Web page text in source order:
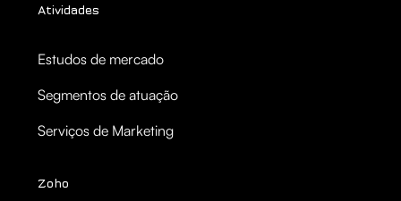
Atividades
Estudos de mercado
Segmentos de atuação
Serviços de Marketing
Zoho